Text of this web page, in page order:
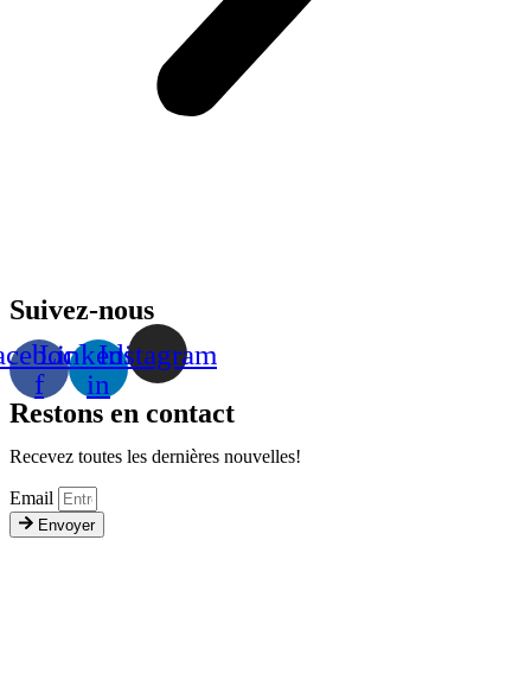
Suivez-nous
f
Linkedin-
in
Instagram
Restons en contact
Recevez toutes les dernières nouvelles!
Email
Envoyer